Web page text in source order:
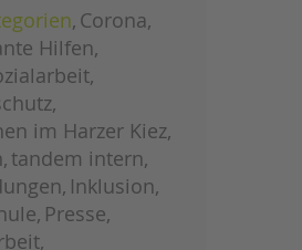
Corona
Hilfen
im Harzer Kiez
tandem intern
Inklusion
Presse